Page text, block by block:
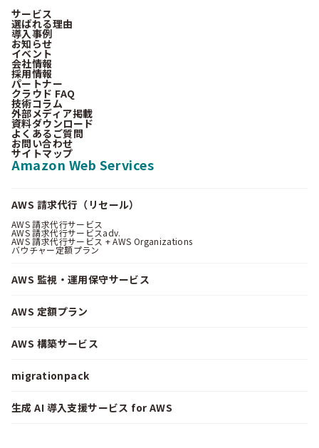
サービス
選ばれる理由
導入事例
お知らせ
イベント
会社情報
採用情報
パートナー
クラウド FAQ
技術コラム
外部メディア掲載
資料ダウンロード
よくあるご質問
お問い合わせ
サイトマップ
Amazon Web Services
AWS 請求代行（リセール）
AWS 請求代行サービス
AWS 請求代行サービスadv.
AWS 請求代行サービス + AWS Organizations
バウチャー定額プラン
AWS 監視・運用保守サービス
AWS 定額プラン
AWS 構築サービス
migrationpack
生成 AI 導入支援サービス for AWS